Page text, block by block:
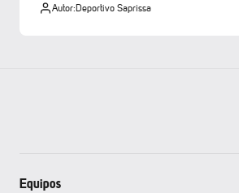
Autor:Deportivo Saprissa
Equipos